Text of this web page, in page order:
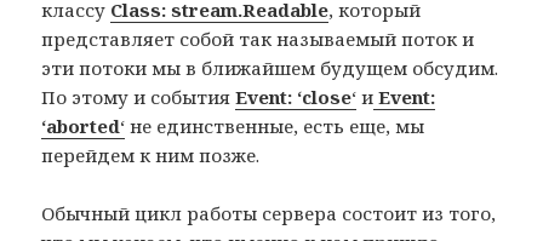
классу Class: stream.Readable, который
представляет собой так называемый поток и
эти потоки мы в ближайшем будущем обсудим.
По этому и событияEvent: ‘close‘ и Event:
‘aborted‘ не единственные, есть еще, мы
перейдем к ним позже.
Обычный цикл работы сервера состоит из того,